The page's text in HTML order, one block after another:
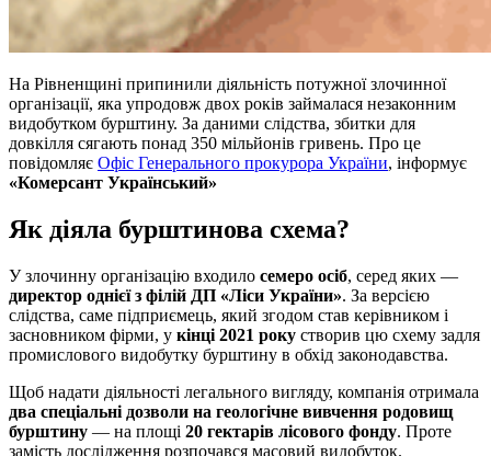
На Рівненщині припинили діяльність потужної злочинної
організації, яка упродовж двох років займалася незаконним
видобутком бурштину. За даними слідства, збитки для
довкілля сягають понад 350 мільйонів гривень. Про це
повідомляє Офіс Генерального прокурора України, інформує
«Комерсант Український»
Як діяла бурштинова схема?
У злочинну організацію входило семеро осіб, серед яких —
директор однієї з філій ДП «Ліси України». За версією
слідства, саме підприємець, який згодом став керівником і
засновником фірми, у кінці 2021 року створив цю схему задля
промислового видобутку бурштину в обхід законодавства.
Щоб надати діяльності легального вигляду, компанія отримала
два спеціальні дозволи на геологічне вивчення родовищ
бурштину — на площі 20 гектарів лісового фонду. Проте
замість дослідження розпочався масовий видобуток.